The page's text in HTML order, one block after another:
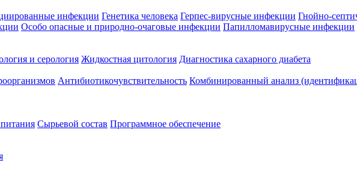
инфекции Генетика человека Герпес-вирусные инфекции Гнойно-
Особо опасные и природно-очаговые инфекции Папилломавирусные инфекции
и серология Жидкостная цитология Диагностика сахарного диабета
Антибиотикочувствительность Комбинированный анализ
Сырьевой состав Программное обеспечение